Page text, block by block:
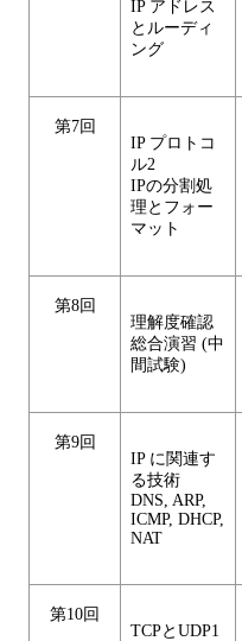
IP アドレス
とルーディ
ング
第7回
IP プロトコ
ル2
IPの分割処
理とフォー
マット
第8回
理解度確認
総合演習 (中
間試験)
第9回
IP に関連す
る技術
DNS, ARP,
ICMP, DHCP,
NAT
第10回
TCPとUDP1